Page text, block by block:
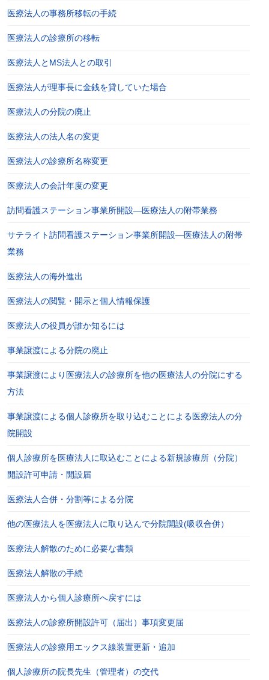
医療法人の事務所移転の手続
医療法人の診療所の移転
医療法人とMS法人との取引
医療法人が理事長に金銭を貸していた場合
医療法人の分院の廃止
医療法人の法人名の変更
医療法人の診療所名称変更
医療法人の会計年度の変更
訪問看護ステーション事業所開設―医療法人の附帯業務
サテライト訪問看護ステーション事業所開設―医療法人の附帯
業務
医療法人の海外進出
医療法人の閲覧・開示と個人情報保護
医療法人の役員が誰か知るには
事業譲渡による分院の廃止
事業譲渡により医療法人の診療所を他の医療法人の分院にする
方法
事業譲渡による個人診療所を取り込むことによる医療法人の分
院開設
個人診療所を医療法人に取込むことによる新規診療所（分院）
開設許可申請・開設届
医療法人合併・分割等による分院
他の医療法人を医療法人に取り込んで分院開設(吸収合併）
医療法人解散のために必要な書類
医療法人解散の手続
医療法人から個人診療所へ戻すには
医療法人の診療所開設許可（届出）事項変更届
医療法人の診療用エックス線装置更新・追加
個人診療所の院長先生（管理者）の交代